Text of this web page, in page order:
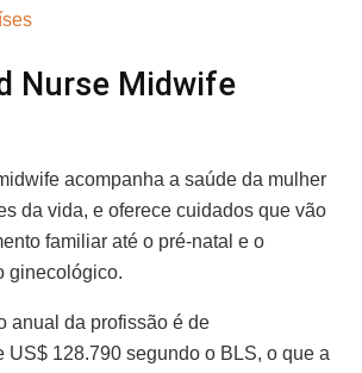
Nurse Midwife
acompanha a saúde da mulher
da vida, e oferece cuidados que vão
familiar até o pré-natal e o
ginecológico.
anual da profissão é de
US$ 128.790 segundo o BLS, o que a